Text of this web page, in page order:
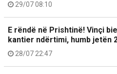
29/07 08:10
E rëndë në Prishtinë! Vinçi
kantier ndërtimi, humb jetën
28/07 22:47